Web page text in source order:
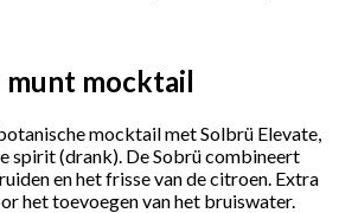
munt mocktail
mocktail met Solbrü Elevate,
spirit (drank). De Sobrü combineert
en het frisse van de citroen. Extra
het toevoegen van het bruiswater.